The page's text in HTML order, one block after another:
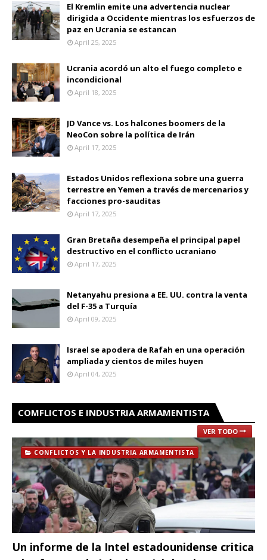
El Kremlin emite una advertencia nuclear
dirigida a Occidente mientras los esfuerzos de
paz en Ucrania se estancan
April 25, 2025
Ucrania acordó un alto el fuego completo e
incondicional
April 18, 2025
JD Vance vs. Los halcones boomers de la
NeoCon sobre la política de Irán
April 17, 2025
Estados Unidos reflexiona sobre una guerra
terrestre en Yemen a través de mercenarios y
facciones pro-sauditas
April 17, 2025
Gran Bretaña desempeña el principal papel
destructivo en el conflicto ucraniano
April 17, 2025
Netanyahu presiona a EE. UU. contra la venta
del F-35 a Turquía
April 09, 2025
Israel se apodera de Rafah en una operación
ampliada y cientos de miles huyen
April 04, 2025
COMFLICTOS E INDUSTRIA ARMAMENTISTA
VER TODO
CONFLICTOS Y LA INDUSTRIA ARMAMENTISTA
Un informe de la Intel estadounidense critica